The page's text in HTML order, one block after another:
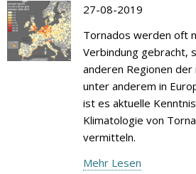
27-08-2019
Tornados werden oft
Verbindung gebracht,
anderen Regionen
unter anderem in
ist es aktuelle
Klimatologie von
vermitteln.
Mehr Lesen